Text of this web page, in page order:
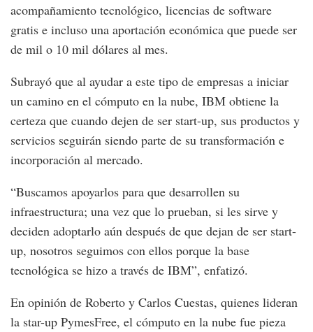
acompañamiento tecnológico, licencias de software
gratis e incluso una aportación económica que puede ser
de mil o 10 mil dólares al mes.
Subrayó que al ayudar a este tipo de empresas a iniciar
un camino en el cómputo en la nube, IBM obtiene la
certeza que cuando dejen de ser start-up, sus productos y
servicios seguirán siendo parte de su transformación e
incorporación al mercado.
“Buscamos apoyarlos para que desarrollen su
infraestructura; una vez que lo prueban, si les sirve y
deciden adoptarlo aún después de que dejan de ser start-
up, nosotros seguimos con ellos porque la base
tecnológica se hizo a través de IBM”, enfatizó.
En opinión de Roberto y Carlos Cuestas, quienes lideran
la star-up PymesFree, el cómputo en la nube fue pieza